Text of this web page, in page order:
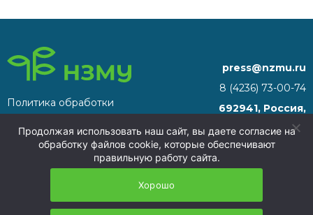
Политика обработки
персональных данных
8 (4236) 73-00-74
press@nzmu.ru
692941, Россия,
Приморский край, г.
Находка, территория ТОР
«Находка»
НЗМУ 2026
Продолжая использовать наш сайт, вы даете согласие на
обработку файлов cookie, которые обеспечивают
правильную работу сайта.
Хорошо